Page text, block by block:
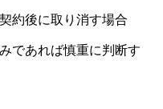
約後に取り消す場合
であれば慎重に判断す